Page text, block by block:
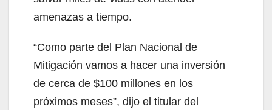
amenazas a tiempo.
“Como parte del Plan Nacional de
Mitigación vamos a hacer una inversión
de cerca de $100 millones en los
próximos meses”, dijo el titular del